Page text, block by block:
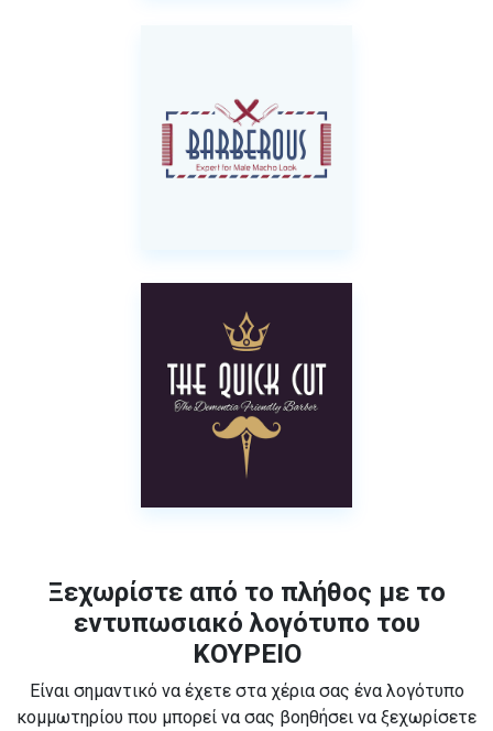
Ξεχωρίστε από το πλήθος με το
εντυπωσιακό λογότυπο του
ΚΟΥΡΕΙΟ
Είναι σημαντικό να έχετε στα χέρια σας ένα λογότυπο
κομμωτηρίου που μπορεί να σας βοηθήσει να ξεχωρίσετε